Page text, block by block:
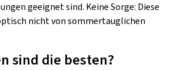
geeignet sind. Keine Sorge: Diese
nicht von sommertauglichen
sind die besten?